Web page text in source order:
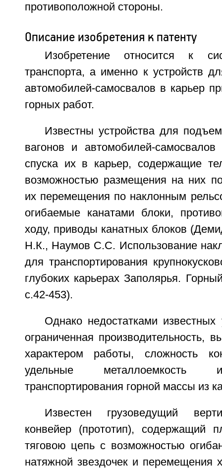
противоположной стороны.
Описание изобретения к патенту
Изобретение относится к
транспорта, а именно к устройств
автомобилей-самосвалов в карьер
горных работ.
Известны устройства для
вагонов и автомобилей-
спуска их в карьер, содержащие
возможностью размещения на них
их перемещения по наклонным
огибаемые канатами блоки,
ходу, приводы канатных блоков
Н.К., Наумов С.С. Использование
для транспортирования
глубоких карьерах Заполярья.
с.42-453).
Однако недостатками известных
ограниченная производительность,
характером работы, сложность
удельные металлоемкость
транспортирования горной массы из
Известен грузоведущий
конвейер (прототип), содержащий
тяговою цепь с возможностью
натяжной звездочек и перемещения